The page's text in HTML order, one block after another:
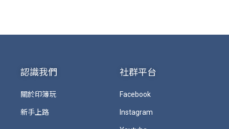
認識我們
關於印簿玩
新手上路
社群平台
Facebook
Instagram